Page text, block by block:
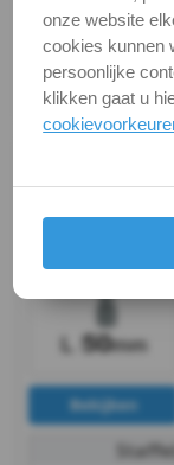
€ 0,73
Bekijken
onze website
cookies kunnen
persoonlijke
klikken gaat u